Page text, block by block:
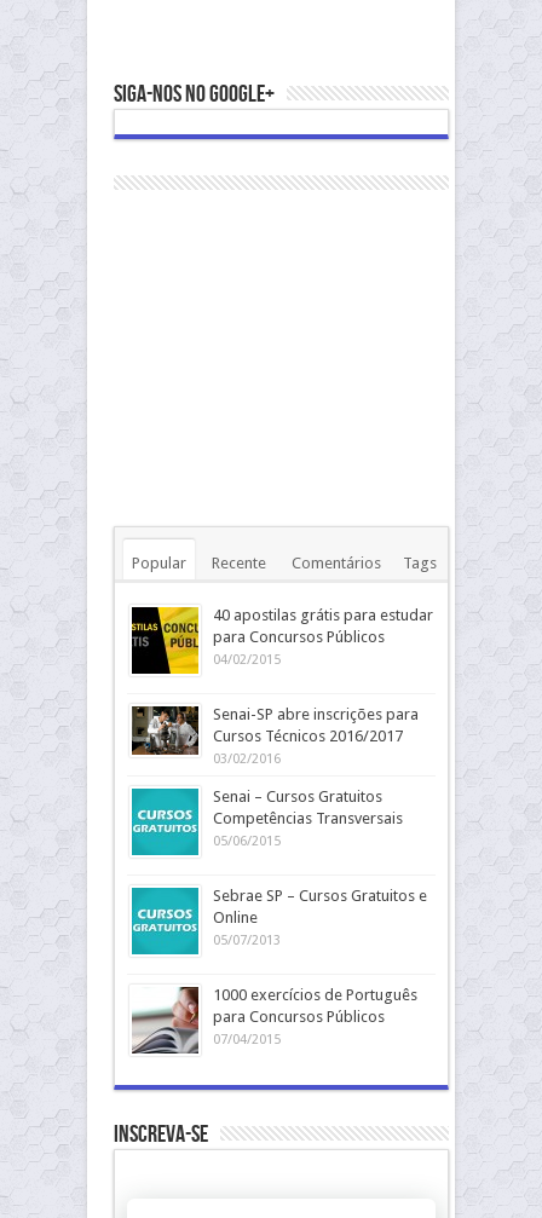
Siga-nos no Google+
Popular Recente Comentários Tags
40 apostilas grátis para estudar
para Concursos Públicos
04/02/2015
Senai-SP abre inscrições para
Cursos Técnicos 2016/2017
03/02/2016
Senai – Cursos Gratuitos
Competências Transversais
05/06/2015
Sebrae SP – Cursos Gratuitos e
Online
05/07/2013
1000 exercícios de Português
para Concursos Públicos
07/04/2015
Inscreva-se